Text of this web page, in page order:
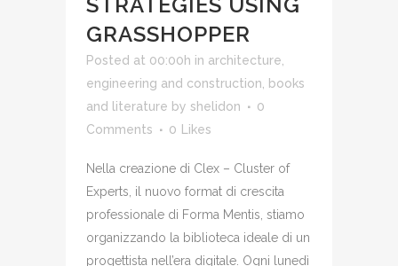
GRASSHOPPER
Posted at 00:00h in architecture,
engineering and construction books
and literature by shelidon
0
Comments
0 Likes
Nella creazione di Clex – Cluster of
Experts, il nuovo format di crescita
professionale di Forma Mentis, stiamo
organizzando la biblioteca ideale di un
progettista nell’era digitale. Ogni lunedì